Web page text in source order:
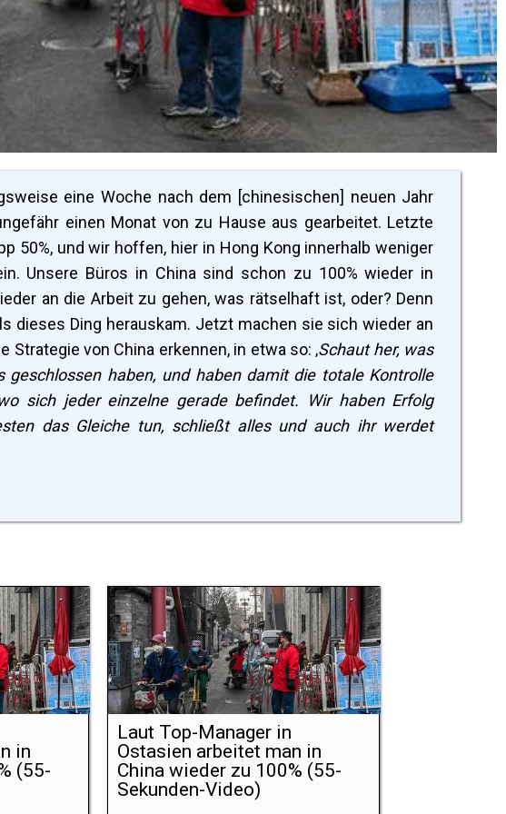
eine Woche nach dem [chinesischen] neuen Jahr
einen Monat von zu Hause aus gearbeitet. Letzte
50%, und wir hoffen, hier in Hong Kong innerhalb weniger
Unsere Büros in China sind schon zu 100% wieder in
an die Arbeit zu gehen, was rätselhaft ist, oder? Denn
dieses Ding herauskam. Jetzt machen sie sich wieder an
Strategie von China erkennen, in etwa so: ‚Schaut her, was
haben, und haben damit die totale Kontrolle
sich jeder einzelne gerade befindet. Wir haben Erfolg
das Gleiche tun, schließt alles und auch ihr werdet
in
(55-
Laut Top-Manager in
Ostasien arbeitet man in
China wieder zu 100% (55-
Sekunden-Video)